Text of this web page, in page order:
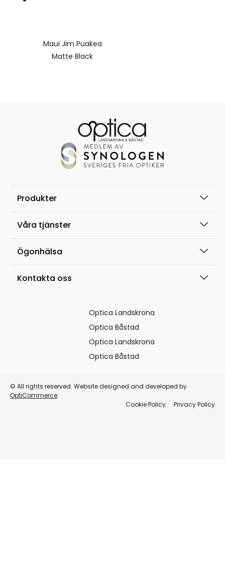
Maui Jim Puakea
Matte Black
Produkter
Våra tjänster
Ögonhälsa
Kontakta oss
Optica Landskrona
Optica Båstad
Optica Landskrona
Optica Båstad
© All rights reserved. Website designed and developed by
OptiCommerce.
Cookie Policy
Privacy Policy